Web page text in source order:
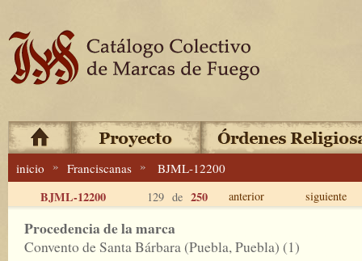
inicio » Franciscanas » BJML-12200
BJML-12200 129 de 250 anterior siguiente
Procedencia de la marca
Convento de Santa Bárbara (Puebla, Puebla) (1)